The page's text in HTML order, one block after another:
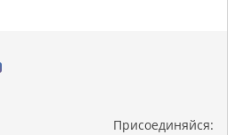
Присоединяйся: